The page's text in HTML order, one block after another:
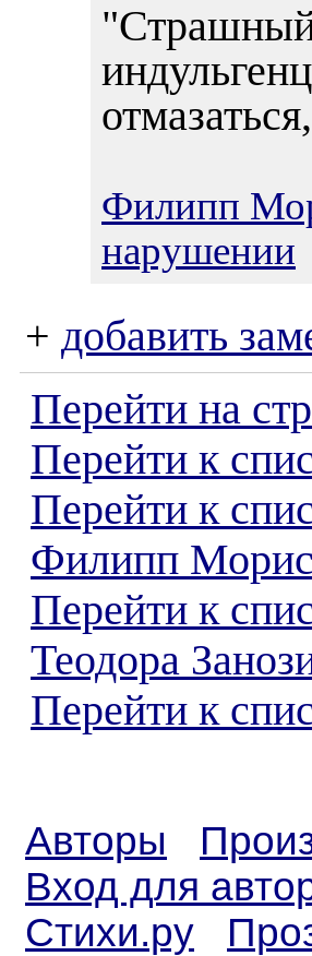
Филипп
нарушении
+ добавить
Перейти на
Перейти к
Перейти к
Филипп Морис
Перейти к
Теодора
Перейти к
Авторы
Вход для
Стихи.ру